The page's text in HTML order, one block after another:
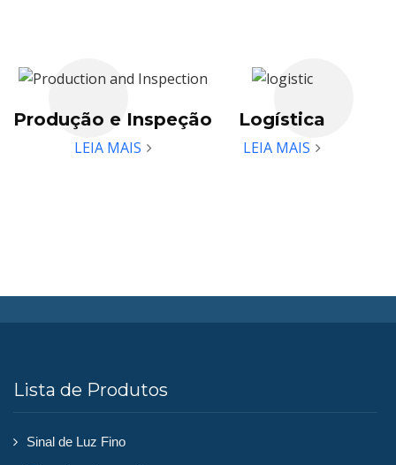
LED Case E
Display de resina em
FAQ
Notícias
Produção e Inspeção
LEIA MAIS
Logística
LEIA MAIS
Lista de Produtos
Sinal de Luz Fino